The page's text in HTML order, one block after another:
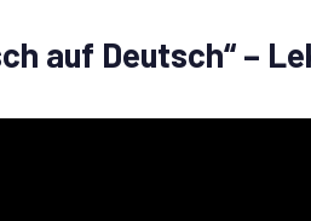
auf Deutsch“ –